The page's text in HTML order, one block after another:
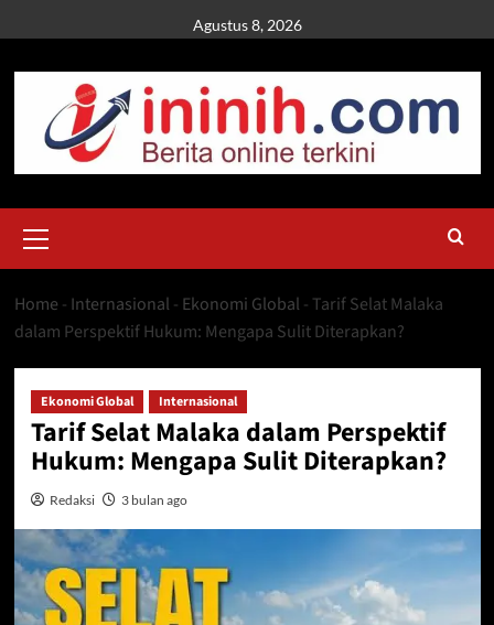
to
content
Agustus 8, 2026
Menu
Home - Internasional - Ekonomi Global - Tarif Selat Malaka
dalam Perspektif Hukum: Mengapa Sulit Diterapkan?
Ekonomi Global Internasional
Tarif Selat Malaka dalam Perspektif
Hukum: Mengapa Sulit Diterapkan?
Redaksi 3 bulan ago